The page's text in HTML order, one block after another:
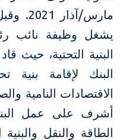
مارس/
يشغل وظيفة نائب
البنية التحتية، حيث
البنك لإقامة بنية
الاقتصادات النامية
أشرف على عمل
الطاقة والنقل